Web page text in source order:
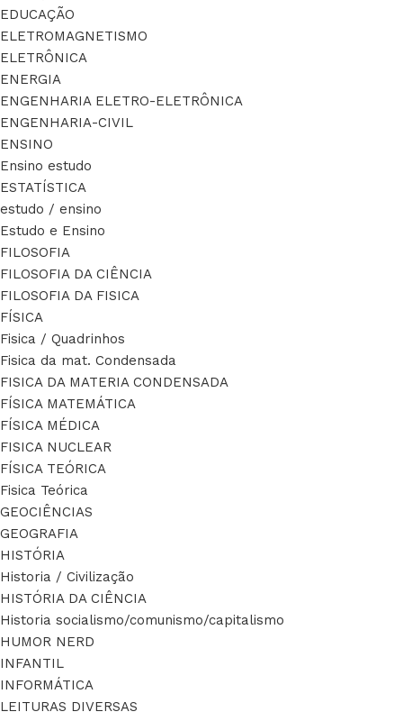
EDUCAÇÃO
ELETROMAGNETISMO
ELETRÔNICA
ENERGIA
ENGENHARIA ELETRO-ELETRÔNICA
ENGENHARIA-CIVIL
ENSINO
Ensino estudo
ESTATÍSTICA
estudo / ensino
Estudo e Ensino
FILOSOFIA
FILOSOFIA DA CIÊNCIA
FILOSOFIA DA FISICA
FÍSICA
Fisica / Quadrinhos
Fisica da mat. Condensada
FISICA DA MATERIA CONDENSADA
FÍSICA MATEMÁTICA
FÍSICA MÉDICA
FISICA NUCLEAR
FÍSICA TEÓRICA
Fisica Teórica
GEOCIÊNCIAS
GEOGRAFIA
HISTÓRIA
Historia / Civilização
HISTÓRIA DA CIÊNCIA
Historia socialismo/comunismo/capitalismo
HUMOR NERD
INFANTIL
INFORMÁTICA
LEITURAS DIVERSAS